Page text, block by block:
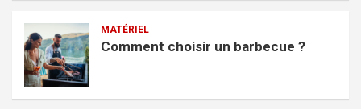
MATÉRIEL
Comment choisir un barbecue ?